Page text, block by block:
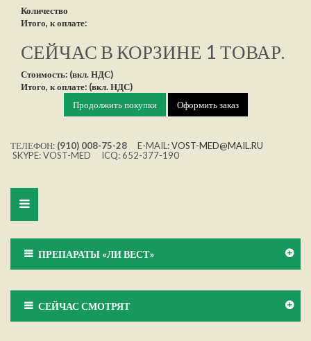
Количество
Итого, к оплате:
СЕЙЧАС В КОРЗИНЕ 1 ТОВАР.
Стоимость: (вкл. НДС)
Итого, к оплате: (вкл. НДС)
Продолжить покупки
Оформить заказ
ТЕЛЕФОН: (910) 008-75-28 E-MAIL:VOST-MED@MAIL.RU
SKYPE: VOST-MED ICQ: 652-377-190
Toggle
ПРЕПАРАТЫ «ЛИ ВЕСТ»
СЕЙЧАС СМОТРЯТ